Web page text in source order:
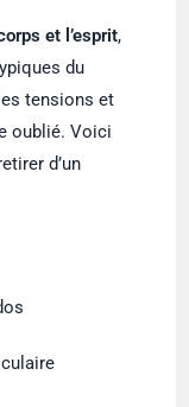
et l’esprit,
du
tensions et
oublié. Voici
d’un